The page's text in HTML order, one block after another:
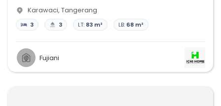
Karawaci, Tangerang
3 3 LT: 83 m² LB: 68 m²
Fujiani